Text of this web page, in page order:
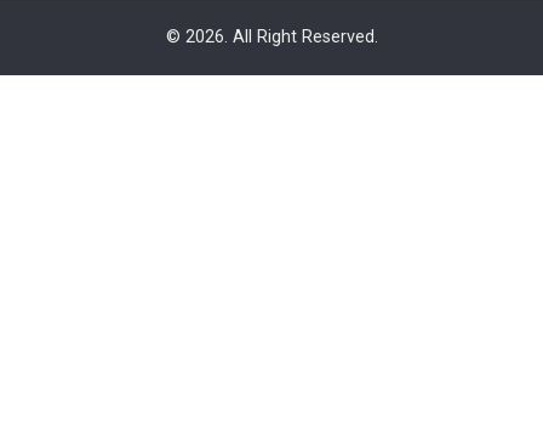
© 2026. All Right Reserved.